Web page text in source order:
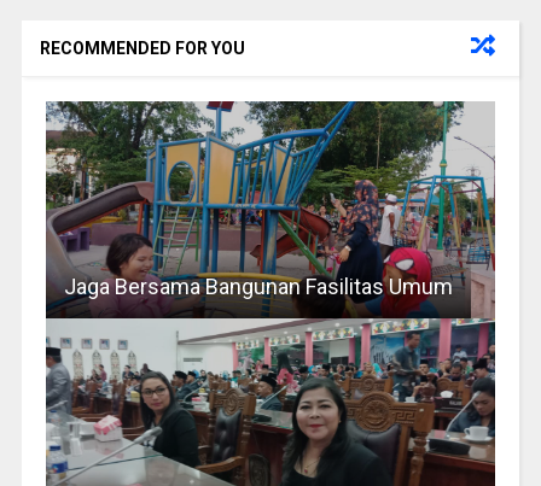
RECOMMENDED FOR YOU
Jaga Bersama Bangunan Fasilitas Umum